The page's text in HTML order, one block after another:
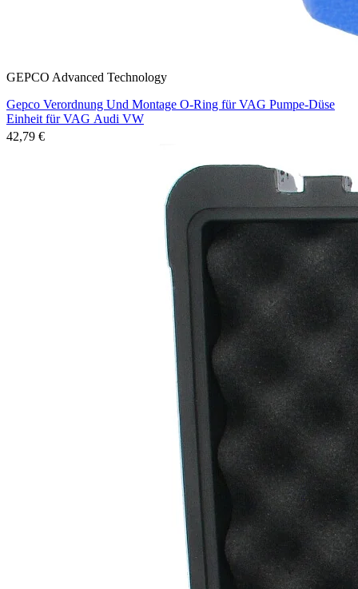
GEPCO Advanced Technology
Gepco Verordnung Und Montage O-Ring für VAG Pumpe-Düse
Einheit für VAG Audi VW
42,79 €